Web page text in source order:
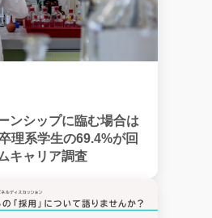
ンシップに臨む場合は
理系学生の69.4%が回
キャリア調査